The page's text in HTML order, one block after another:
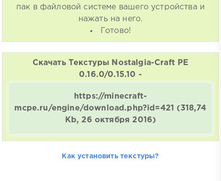
пак в файловой системе вашего устройства и
нажать на него.
Готово!
Скачать Текстуры Nostalgia-Craft PE
0.16.0/0.15.10 -
https://minecraft-
mcpe.ru/engine/download.php?id=421
(318,74
Kb, 26 октября 2016)
Как установить текстуры?